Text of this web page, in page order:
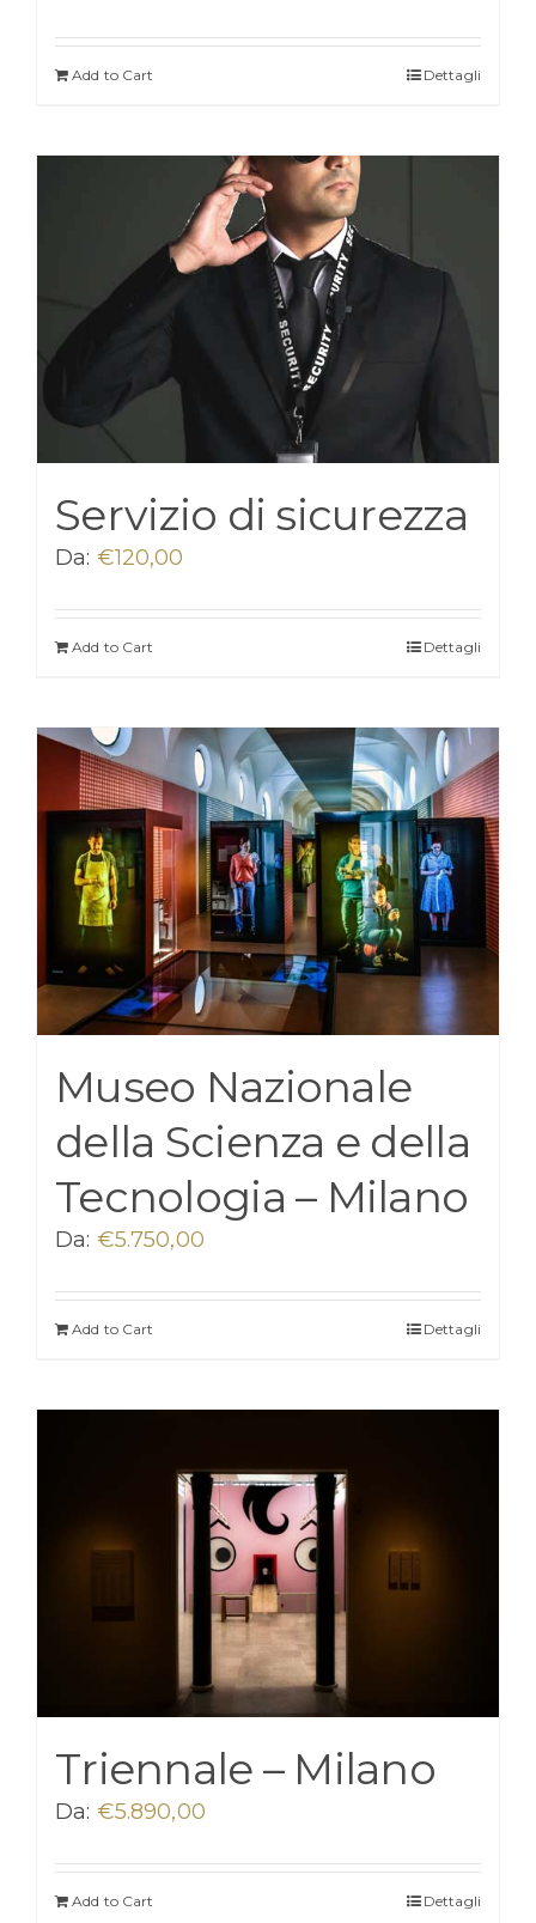
Add to Cart Dettagli
Servizio di sicurezza
Da: €120,00
Add to Cart Dettagli
Museo Nazionale
della Scienza e della
Tecnologia – Milano
Da: €5.750,00
Add to Cart Dettagli
Triennale – Milano
Da: €5.890,00
Add to Cart Dettagli